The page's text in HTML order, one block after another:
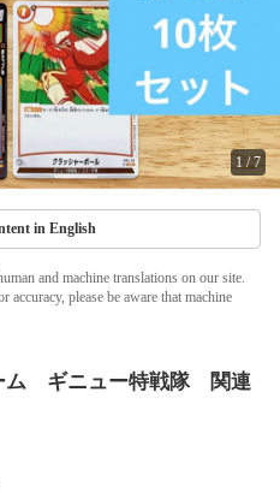
1 /7
in English
and machine translations on our site.
please be aware that machine
ム ギニュー特戦隊 関連